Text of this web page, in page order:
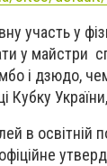
участь у
у майстри
і дзюдо,
Кубку
в освітній